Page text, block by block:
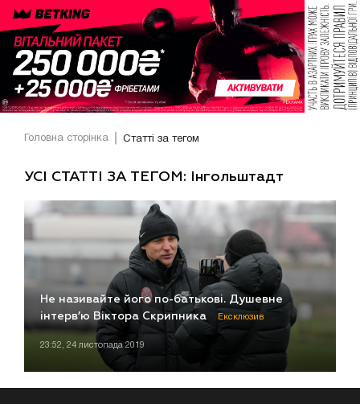
Головна сторінка Статті за тегом
УСІ СТАТТІ ЗА ТЕГОМ: Інгольштадт
Не називайте його по-батькові. Душевне
інтерв’ю Віктора Скрипника
Ексклюзив
23:52, 24 листопада 2019